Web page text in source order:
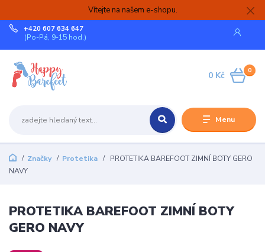
Vítejte na našem e-shopu.
Menu
+420 607 634 647
(Po-Pá, 9-15 hod.)
0
0 Kč
Značky Protetika
PROTETIKA BAREFOOT ZIMNÍ BOTY GERO
NAVY
PROTETIKA BAREFOOT ZIMNÍ BOTY
GERO NAVY